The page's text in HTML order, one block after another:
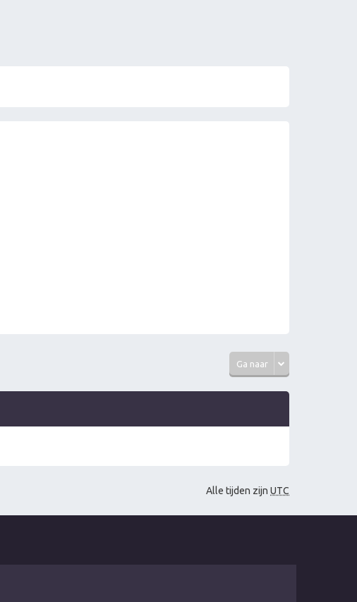
Ga naar
Alle tijden zijn UTC